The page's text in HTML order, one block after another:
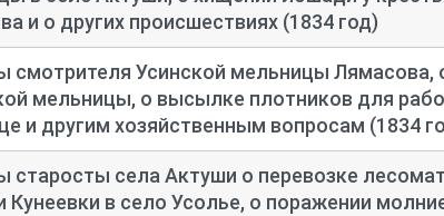
и о других происшествиях (1834 год)
смотрителя Усинской мельницы Лямасова,
мельницы, о высылке плотников для
и другим хозяйственным вопросам (1834
старосты села Актуши о перевозке
Кунеевки в село Усолье, о поражении